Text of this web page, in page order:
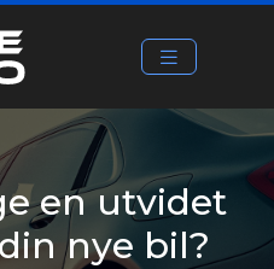
en utvidet
nye bil?